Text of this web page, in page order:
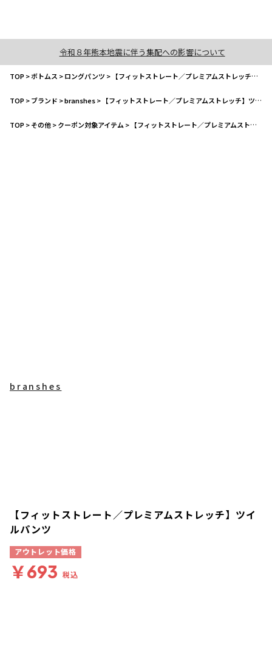
令和８年熊本地震に伴う集配への影響について
TOP>ボトムス >ロングパンツ > 【フィットストレート／プレミアムストレッチ】ツイルパンツ
TOP>ブランド >branshes> 【フィットストレート／プレミアムストレッチ】ツイルパンツ
TOP>その他>クーポン対象アイテム > 【フィットストレート／プレミアムストレッチ】ツイルパンツ
branshes
【フィットストレート／プレミアムストレッチ】ツイ
ルパンツ
アウトレット価格
￥693 税込